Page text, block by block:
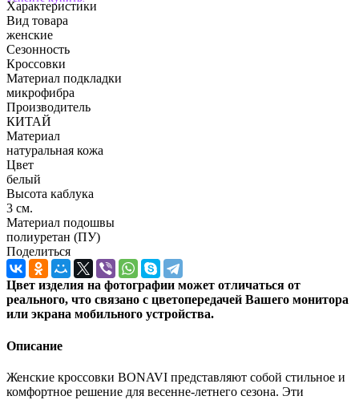
Характеристики
Вид товара
женские
Сезонность
Кроссовки
Материал подкладки
микрофибра
Производитель
КИТАЙ
Материал
натуральная кожа
Цвет
белый
Высота каблука
3 см.
Материал подошвы
полиуретан (ПУ)
Поделиться
Цвет изделия на фотографии может отличаться от
реального, что связано с цветопередачей Вашего монитора
или экрана мобильного устройства.
Описание
Женские кроссовки BONAVI представляют собой стильное и
комфортное решение для весенне-летнего сезона. Эти